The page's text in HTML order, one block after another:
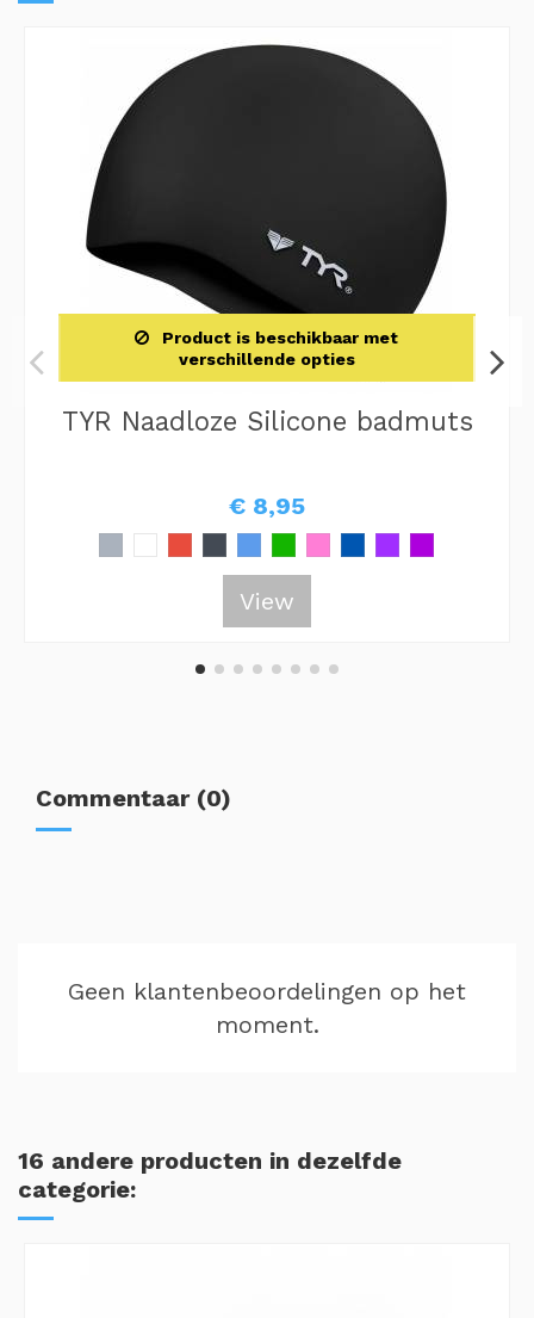
Product is beschikbaar met
verschillende opties
TYR Naadloze Silicone badmuts
€ 8,95
View
Commentaar (0)
Geen klantenbeoordelingen op het
moment.
16 andere producten in dezelfde
categorie: